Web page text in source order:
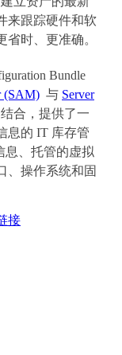
来跟踪硬件和软
时、更准确。
Bundle
(SAM) 与 Server
合，提供了一
息的 IT 库存管
息、托管的虚拟
、操作系统和固
接